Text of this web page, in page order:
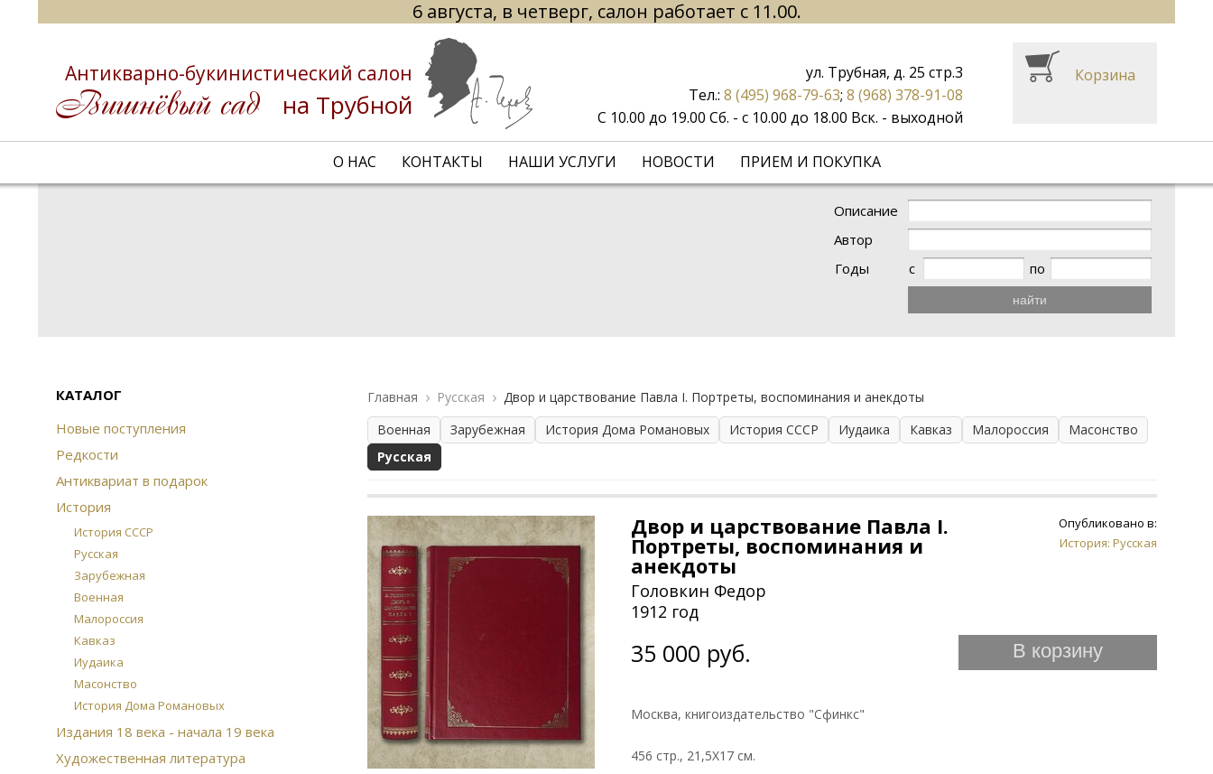
6 августа, в четверг, салон работает с 11.00.
Антикварно-букинистический салон
на Трубной
О НАС КОНТАКТЫ НАШИ УСЛУГИ НОВОСТИ ПРИЕМ И ПОКУПКА
ул. Трубная, д. 25 стр.3
Тел.: 8 (495) 968-79-63; 8 (968) 378-91-08
С 10.00 до 19.00 Сб. - с 10.00 до 18.00 Вск. - выходной
Корзина
Описание
Автор
Годы
с по
найти
КАТАЛОГ
Новые поступления
Редкости
Антиквариат в подарок
История
История СССР
Русская
Зарубежная
Военная
Малороссия
Кавказ
Иудаика
Масонство
История Дома Романовых
Издания 18 века - начала 19 века
Художественная литература
Главная Русская
Двор и царствование Павла I. Портреты, воспоминания и анекдоты
Военная
Зарубежная История Дома Романовых История СССР Иудаика Кавказ Малороссия
Масонство
Русская
Опубликовано в:
История: Русская
Двор и царствование Павла I.
Портреты, воспоминания и
анекдоты
Головкин Федор
1912 год
35 000 руб. В корзину
Москва, книгоиздательство "Сфинкс"
456 стр., 21,5Х17 см.